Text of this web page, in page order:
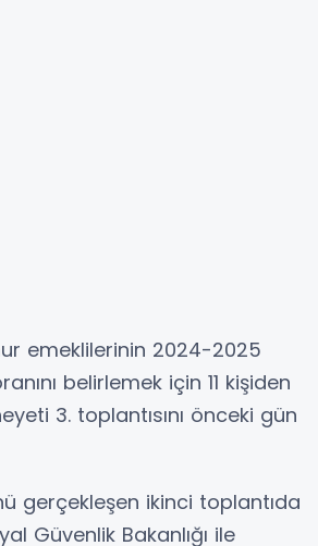
emeklilerinin 2024-2025
belirlemek için 11 kişiden
3. toplantısını önceki gün
gerçekleşen ikinci toplantıda
Güvenlik Bakanlığı ile